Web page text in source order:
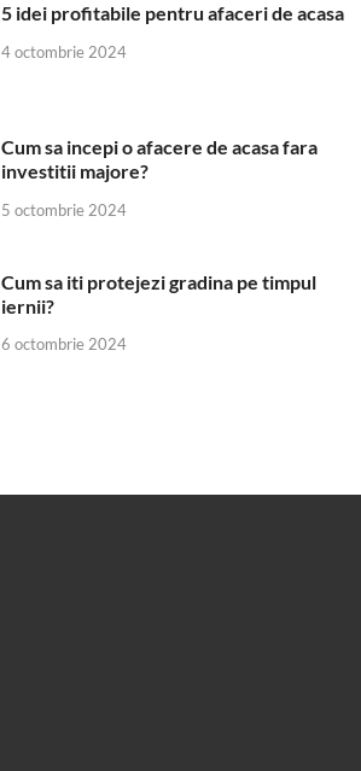
5 idei profitabile pentru afaceri de acasa
4 octombrie 2024
Cum sa incepi o afacere de acasa fara
investitii majore?
5 octombrie 2024
Cum sa iti protejezi gradina pe timpul
iernii?
6 octombrie 2024